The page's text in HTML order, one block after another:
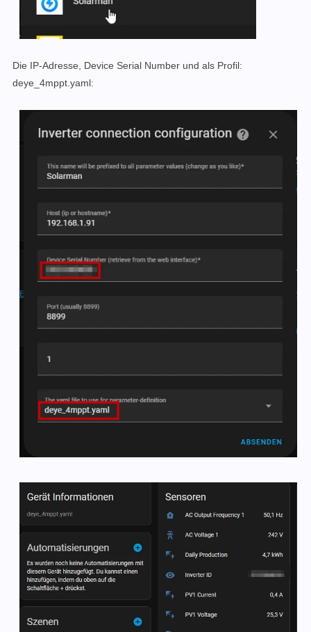
Die IP-Adresse, Device Serial Number und als Profil:
deye_4mppt.yaml: